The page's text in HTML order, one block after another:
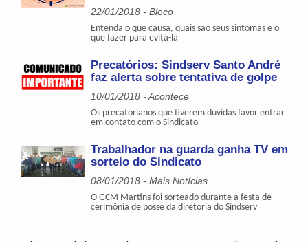
22/01/2018 - Bloco
Entenda o que causa, quais são seus sintomas e o
que fazer para evitá-la
Precatórios: Sindserv Santo André
faz alerta sobre tentativa de golpe
10/01/2018 - Acontece
Os precatorianos que tiverem dúvidas favor entrar
em contato com o Sindicato
Trabalhador na guarda ganha TV em
sorteio do Sindicato
08/01/2018 - Mais Notícias
O GCM Martins foi sorteado durante a festa de
cerimônia de posse da diretoria do Sindserv